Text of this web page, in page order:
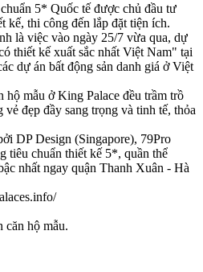
5* Quốc tế được chủ đầu tư
kế, thi công đến lắp đặt tiện ích.
là việc vào ngày 25/7 vừa qua, dự
thiết kế xuất sắc nhất Việt Nam" tại
dự án bất động sản danh giá ở Việt
hộ mẫu ở King Palace đều trầm trồ
đẹp đầy sang trọng và tinh tế, thỏa
DP Design (Singapore), 79Pro
tiêu chuẩn thiết kế 5*, quần thể
nhất ngay quận Thanh Xuân - Hà
căn hộ mẫu.